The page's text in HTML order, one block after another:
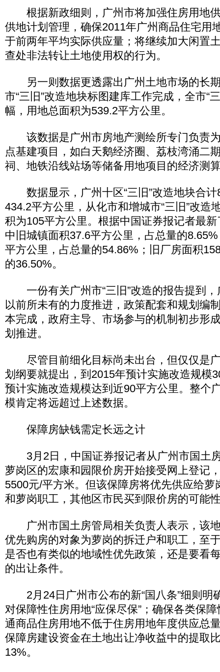
根据新政细则，广州市将加强住房用地
供地计划管理，确保2011年广州商品住宅用
于前两年平均实际供应量；将继续加大闲置
查处非法转让土地使用权的行为。
另一则数据更透露出广州土地市场的长
市“三旧”改造地块标图建库工作完成，全市“
幅，用地总面积为539.2平方公里。
该数据是广州市房地产测绘所专门负责为
点基建项目，如白天鹅经济圈、荔枝湾涌二
祠、地铁沿线站场等储备用地项目的经济测
数据显示，广州十区“三旧”改造地块合计
434.2平方公里，从化市和增城市“三旧”改造
积为105平方公里。根据中国证券报记者最
中旧城镇面积37.6平方公里，占总量的
平方公里，占总量的54.86%；旧厂房面积
的36.50%。
一份有关广州市“三旧”改造的报告提到，
以前所未有的力度推进，政策配套和规划编
本完成，政府主导、市场参与的机制初步形
划推进。
尽管目前细化目标尚未出台，但仅仅是
划纲要就提出，到2015年预计实施改造规模
预计实施改造规模达到近90平方公里。整个
模肯定将远超过上述数据。
保障房缺钱需定长远之计
3月2日，中国证券报记者从广州市国土
萝岗区的宏康和园限价房开始接受网上登记
5500元/平方米。但该保障房将优先供应给萝
和萝岗职工，其他区市民买到限价房的可能
广州市国土房管局相关负责人表示，该
优先购房的对象为萝岗的拆迁户和职工，至
是否也有类似的地域性优先政策，还是要看
的出让条件。
2月24日广州市公布的新“国八条”细则明
对保障性住房用地“应保尽保”；确保各类保
通商品住房用地不低于住房用地年度供应总
保障房建设资金在土地出让净收益中的提取
13%。